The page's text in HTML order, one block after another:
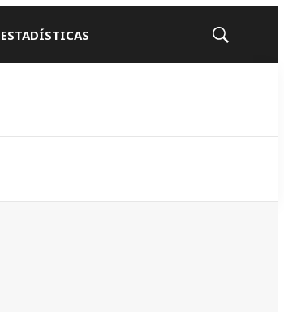
ESTADÍSTICAS
Mostrar